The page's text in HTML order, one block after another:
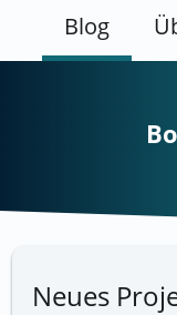
Blog
Neues